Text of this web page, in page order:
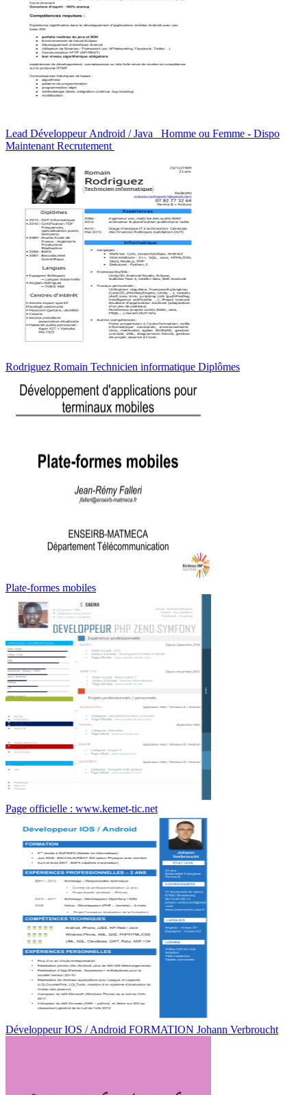
Lead Développeur Android / Java Homme ou Femme - Dispo
Maintenant Recrutement
Rodriguez Romain Technicien informatique Diplômes
Plate-formes mobiles
Page officielle : www.kemet-tic.net
Développeur IOS / Android FORMATION Johann Verbroucht